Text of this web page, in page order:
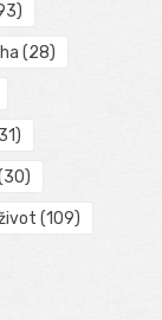
(28)
(109)